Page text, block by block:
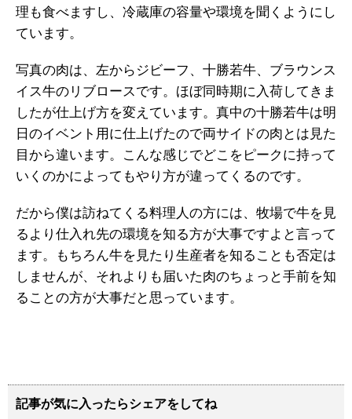
理も食べますし、冷蔵庫の容量や環境を聞くようにし
ています。
写真の肉は、左からジビーフ、十勝若牛、ブラウンス
イス牛のリブロースです。ほぼ同時期に入荷してきま
したが仕上げ方を変えています。真中の十勝若牛は明
日のイベント用に仕上げたので両サイドの肉とは見た
目から違います。こんな感じでどこをピークに持って
いくのかによってもやり方が違ってくるのです。
だから僕は訪ねてくる料理人の方には、牧場で牛を見
るより仕入れ先の環境を知る方が大事ですよと言って
ます。もちろん牛を見たり生産者を知ることも否定は
しませんが、それよりも届いた肉のちょっと手前を知
ることの方が大事だと思っています。
記事が気に入ったらシェアをしてね